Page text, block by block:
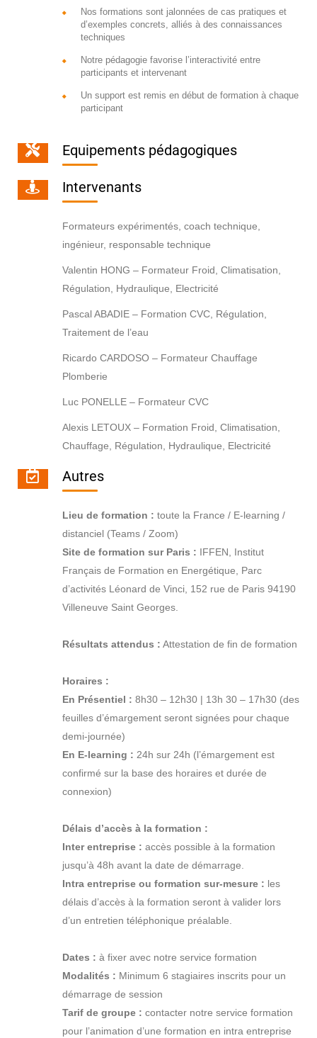
Nos formations sont jalonnées de cas pratiques et
d’exemples concrets, alliés à des connaissances
techniques
Notre pédagogie favorise l’interactivité entre
participants et intervenant
Un support est remis en début de formation à chaque
participant
Equipements pédagogiques
Intervenants
Formateurs expérimentés, coach technique,
ingénieur, responsable technique
Valentin HONG – Formateur Froid, Climatisation,
Régulation, Hydraulique, Electricité
Pascal ABADIE – Formation CVC, Régulation,
Traitement de l’eau
Ricardo CARDOSO – Formateur Chauffage
Plomberie
Luc PONELLE – Formateur CVC
Alexis LETOUX – Formation Froid, Climatisation,
Chauffage, Régulation, Hydraulique, Electricité
Autres
Lieu de formation : toute la France / E-learning /
distanciel (Teams / Zoom)
Site de formation sur Paris : IFFEN, Institut
Français de Formation en Energétique, Parc
d’activités Léonard de Vinci, 152 rue de Paris 94190
Villeneuve Saint Georges.
Résultats attendus : Attestation de fin de formation
Horaires :
En Présentiel : 8h30 – 12h30 | 13h 30 – 17h30 (des
feuilles d’émargement seront signées pour chaque
demi-journée)
En E-learning : 24h sur 24h (l’émargement est
confirmé sur la base des horaires et durée de
connexion)
Délais d’accès à la formation :
Inter entreprise : accès possible à la formation
jusqu’à 48h avant la date de démarrage.
Intra entreprise ou formation sur-mesure : les
délais d’accès à la formation seront à valider lors
d’un entretien téléphonique préalable.
Dates : à fixer avec notre service formation
Modalités : Minimum 6 stagiaires inscrits pour un
démarrage de session
Tarif de groupe : contacter notre service formation
pour l’animation d’une formation en intra entreprise